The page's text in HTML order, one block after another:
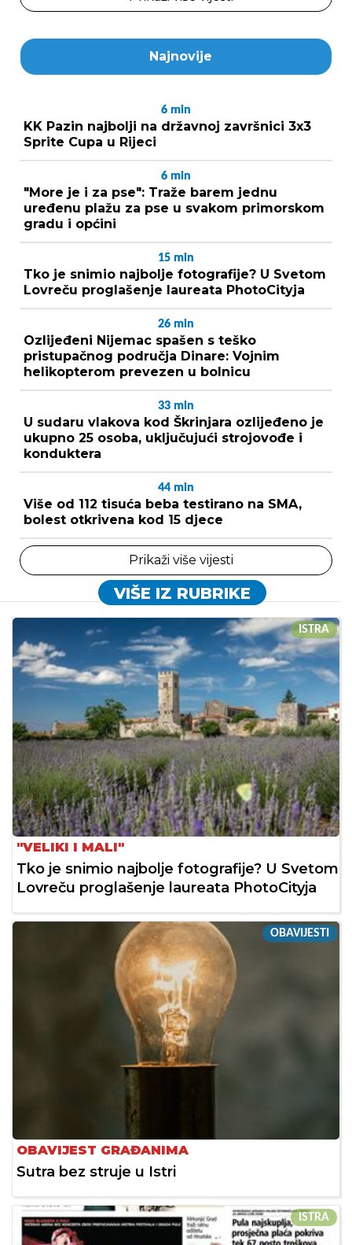
Najnovije
6 min
KK Pazin najbolji na državnoj završnici 3x3
Sprite Cupa u Rijeci
6 min
"More je i za pse": Traže barem jednu
uređenu plažu za pse u svakom primorskom
gradu i općini
15 min
Tko je snimio najbolje fotografije? U Svetom
Lovreču proglašenje laureata PhotoCityja
26 min
Ozlijeđeni Nijemac spašen s teško
pristupačnog područja Dinare: Vojnim
helikopterom prevezen u bolnicu
33 min
U sudaru vlakova kod Škrinjara ozlijeđeno je
ukupno 25 osoba, uključujući strojovođe i
konduktera
44 min
Više od 112 tisuća beba testirano na SMA,
bolest otkrivena kod 15 djece
Prikaži više vijesti
VIŠE IZ RUBRIKE
ISTRA
"VELIKI I MALI"
Tko je snimio najbolje fotografije? U Svetom
Lovreču proglašenje laureata PhotoCityja
OBAVIJESTI
OBAVIJEST GRAĐANIMA
Sutra bez struje u Istri
ISTRA